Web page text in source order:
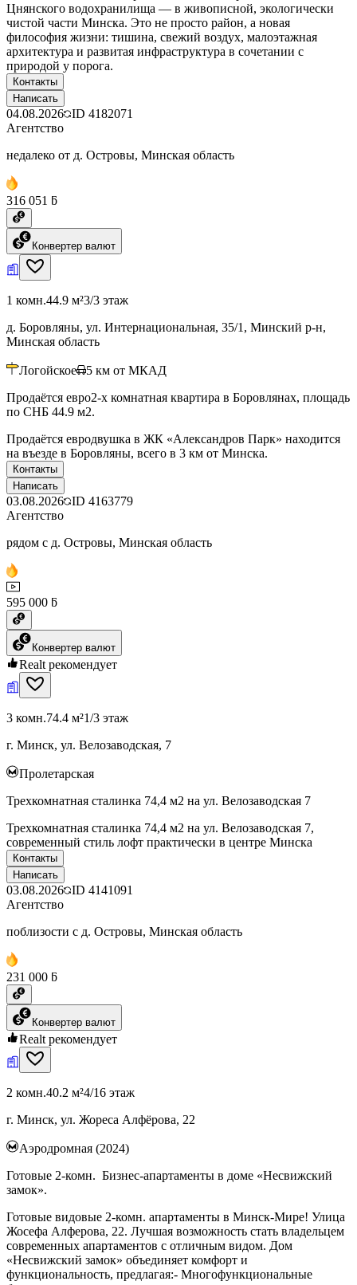
Цнянского водохранилища — в живописной, экологически
чистой части Минска. Это не просто район, а новая
философия жизни: тишина, свежий воздух, малоэтажная
архитектура и развитая инфраструктура в сочетании с
природой у порога.
Контакты
Написать
04.08.2026 ID 4182071
Агентство
недалеко от д. Островы, Минская область
316 051 ƃ
Конвертер валют
1 комн.44.9 м²3/3 этаж
д. Боровляны, ул. Интернациональная, 35/1, Минский р-н,
Минская область
Логойское 5 км от МКАД
Продаётся евро2-х комнатная квартира в Боровлянах, площадь
по СНБ 44.9 м2.
Продаётся евродвушка в ЖК «Александров Парк» находится
на въезде в Боровляны, всего в 3 км от Минска.
Контакты
Написать
03.08.2026 ID 4163779
Агентство
рядом с д. Островы, Минская область
595 000 ƃ
Конвертер валют
Realt рекомендует
3 комн.74.4 м²1/3 этаж
г. Минск, ул. Велозаводская, 7
Пролетарская
Трехкомнатная сталинка 74,4 м2 на ул. Велозаводская 7
Трехкомнатная сталинка 74,4 м2 на ул. Велозаводская 7,
современный стиль лофт практически в центре Минска
Контакты
Написать
03.08.2026 ID 4141091
Агентство
поблизости с д. Островы, Минская область
231 000 ƃ
Конвертер валют
Realt рекомендует
2 комн.40.2 м²4/16 этаж
г. Минск, ул. Жореса Алфёрова, 22
Аэродромная (2024)
Готовые 2-комн. Бизнес-апартаменты в доме «Несвижский
замок».
Готовые видовые 2-комн. апартаменты в Минск-Мире! Улица
Жосефа Алферова, 22. Лучшая возможность стать владельцем
современных апартаментов с отличным видом. Дом
«Несвижский замок» объединяет комфорт и
функциональность, предлагая:- Многофункциональные